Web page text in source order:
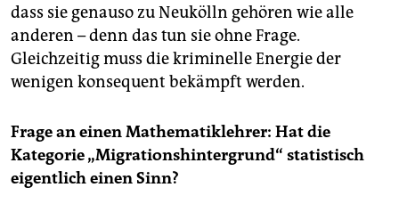
dass sie genauso zu Neukölln gehören wie alle
anderen – denn das tun sie ohne Frage.
Gleichzeitig muss die kriminelle Energie der
wenigen konsequent bekämpft werden.
Frage an einen Mathematiklehrer: Hat die
Kategorie „Migrationshintergrund“ statistisch
eigentlich einen Sinn?